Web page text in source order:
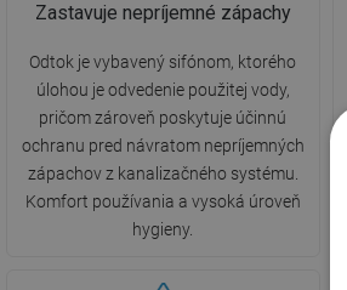
Zastavuje nepríjemné zápachy
Odtok je vybavený sifónom, ktorého
úlohou je odvedenie použitej vody,
pričom zároveň poskytuje účinnú
ochranu pred návratom nepríjemných
zápachov z kanalizačného systému.
Komfort používania a vysoká úroveň
hygieny.